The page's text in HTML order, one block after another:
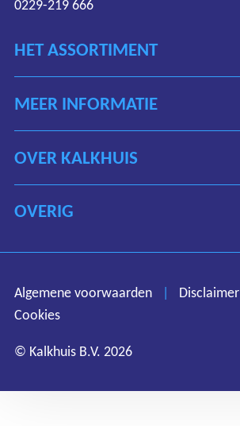
Disclaimer
Privacy
HET ASSORTIMENT
MEER INFORMATIE
OVER KALKHUIS
0229-219 666
OVERIG
Algemene voorwaarden | Disclaimer
Cookies
© Kalkhuis B.V. 2026